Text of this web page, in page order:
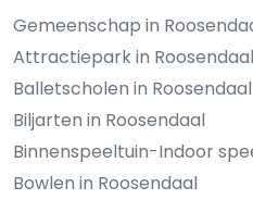
Gemeenschap in
Attractiepark in Roosendaal
Balletscholen in Roosendaal
Biljarten in Roosendaal
Binnenspeeltuin-Indoor
Bowlen in Roosendaal